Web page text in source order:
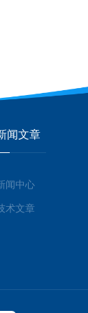
闻文章
闻中心
术文章